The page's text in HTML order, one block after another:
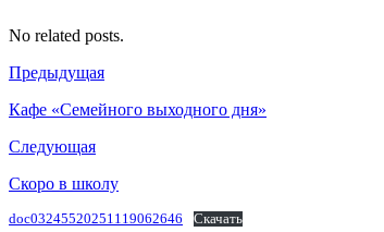
No related posts.
Предыдущая
Кафе «Семейного выходного дня»
Следующая
Скоро в школу
doc03245520251119062646 Скачать